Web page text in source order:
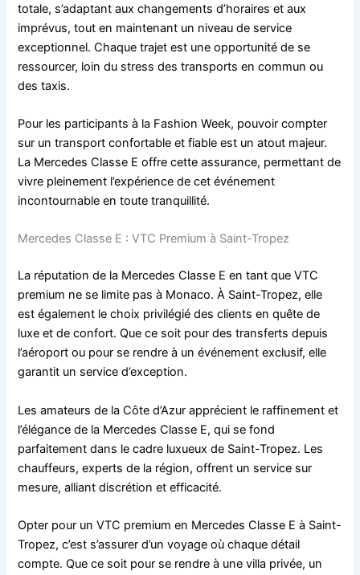
totale, s’adaptant aux changements d’horaires et aux
imprévus, tout en maintenant un niveau de service
exceptionnel. Chaque trajet est une opportunité de se
ressourcer, loin du stress des transports en commun ou
des taxis.
Pour les participants à la Fashion Week, pouvoir compter
sur un transport confortable et fiable est un atout majeur.
La Mercedes Classe E offre cette assurance, permettant de
vivre pleinement l’expérience de cet événement
incontournable en toute tranquillité.
Mercedes Classe E : VTC Premium à Saint-Tropez
La réputation de la Mercedes Classe E en tant que VTC
premium ne se limite pas à Monaco. À Saint-Tropez, elle
est également le choix privilégié des clients en quête de
luxe et de confort. Que ce soit pour des transferts depuis
l’aéroport ou pour se rendre à un événement exclusif, elle
garantit un service d’exception.
Les amateurs de la Côte d’Azur apprécient le raffinement et
l’élégance de la Mercedes Classe E, qui se fond
parfaitement dans le cadre luxueux de Saint-Tropez. Les
chauffeurs, experts de la région, offrent un service sur
mesure, alliant discrétion et efficacité.
Opter pour un VTC premium en Mercedes Classe E à Saint-
Tropez, c’est s’assurer d’un voyage où chaque détail
compte. Que ce soit pour se rendre à une villa privée, un